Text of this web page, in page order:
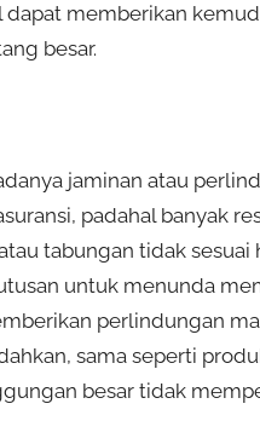
memberikan
besar.
jaminan atau
padahal banyak
tabungan tidak sesuai
untuk menunda
perlindungan
sama seperti
besar tidak